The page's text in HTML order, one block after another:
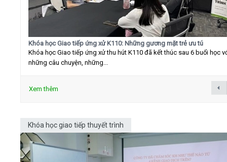
Khóa học Giao tiếp ứng xử K110: Những gương mặt trẻ ưu tú
Khóa học Giao tiếp ứng xử thu hút K110 đã kết thúc sau 6 buổi học
những câu chuyện, những...
Xem thêm
Khóa học giao tiếp thuyết trình